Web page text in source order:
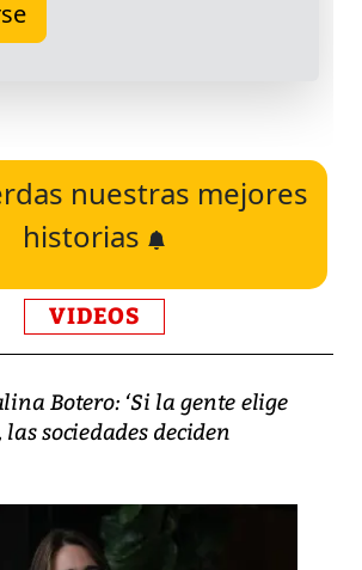
nuestras mejores
historias
VIDEOS
Botero: ‘Si la gente elige
sociedades deciden